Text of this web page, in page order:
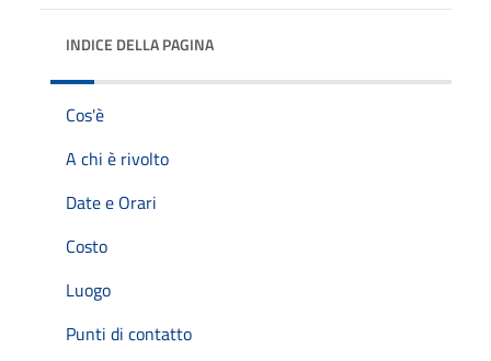
INDICE DELLA PAGINA
Cos'è
A chi è rivolto
Date e Orari
Costo
Luogo
Punti di contatto